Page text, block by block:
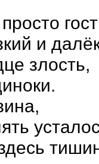
и
злость,